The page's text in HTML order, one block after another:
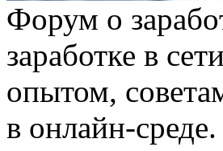
Фoрум o
заработке в
опытом,
в онлайн-